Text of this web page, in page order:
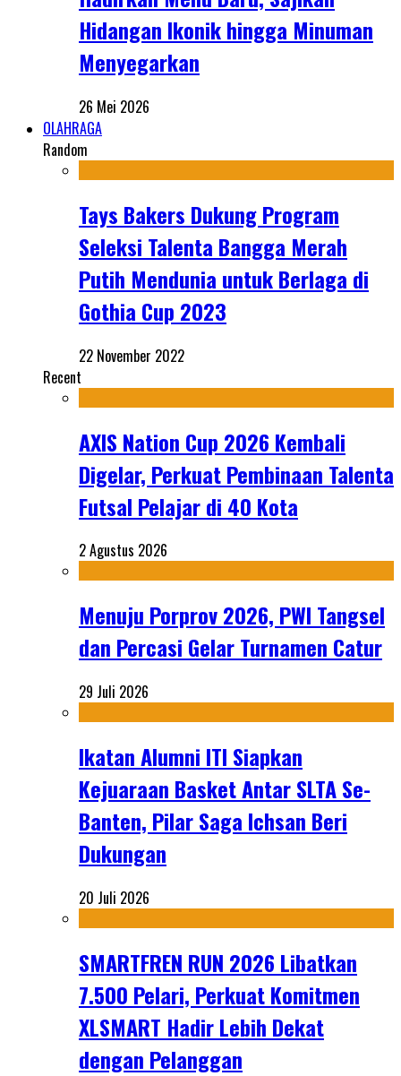
Hidangan Ikonik hingga Minuman
Menyegarkan
26 Mei 2026
OLAHRAGA
Random
Tays Bakers Dukung Program
Seleksi Talenta Bangga Merah
Putih Mendunia untuk Berlaga di
Gothia Cup 2023
22 November 2022
Recent
AXIS Nation Cup 2026 Kembali
Digelar, Perkuat Pembinaan Talenta
Futsal Pelajar di 40 Kota
2 Agustus 2026
Menuju Porprov 2026, PWI Tangsel
dan Percasi Gelar Turnamen Catur
29 Juli 2026
Ikatan Alumni ITI Siapkan
Kejuaraan Basket Antar SLTA Se-
Banten, Pilar Saga Ichsan Beri
Dukungan
20 Juli 2026
SMARTFREN RUN 2026 Libatkan
7.500 Pelari, Perkuat Komitmen
XLSMART Hadir Lebih Dekat
dengan Pelanggan